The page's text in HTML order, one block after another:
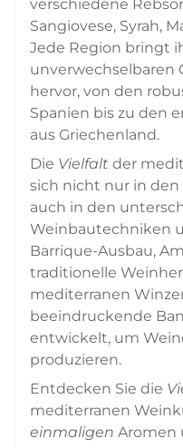
verschiedene
Sangiovese, Syrah,
Jede Region bringt
unverwechselbaren
hervor, von den
Spanien bis zu den
aus Griechenland.
Die Vielfalt der
sich nicht nur in
auch in den
Weinbautechniken
Barrique-Ausbau,
traditionelle
mediterranen
beeindruckende
entwickelt, um
produzieren.
Entdecken Sie die
mediterranen
einmaligen Aromen